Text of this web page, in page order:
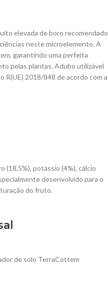
elevada de boro recomendado
neste microelemento. A
garantindo uma perfeita
pelas plantas. Adubo utilizável
R(UE) 2018/848 de acordo com a
(18,5%), potássio (4%), cálcio
desenvolvido para o
do fruto.
de solo TerraCottem